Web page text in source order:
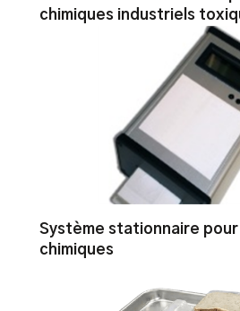
chimiques industriels
Système stationnaire pour
chimiques